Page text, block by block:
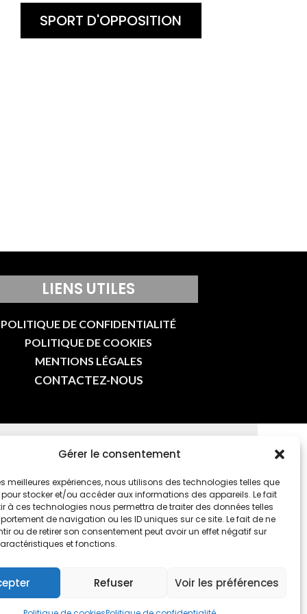
Gérer le consentement
meilleures expériences, nous utilisons des technologies telles que
stocker et/ou accéder aux informations des appareils. Le fait
à ces technologies nous permettra de traiter des données telles
de navigation ou les ID uniques sur ce site. Le fait de ne
ou de retirer son consentement peut avoir un effet négatif sur
et fonctions.
Refuser Voir les préférences
SPORT D'OPPOSITION
LIENS UTILES
POLITIQUE DE CONFIDENTIALITÉ
POLITIQUE DE COOKIES
MENTIONS LÉGALES
CONTACTEZ-NOUS
MAIL
SPORTS | PAR 7 SECONDES